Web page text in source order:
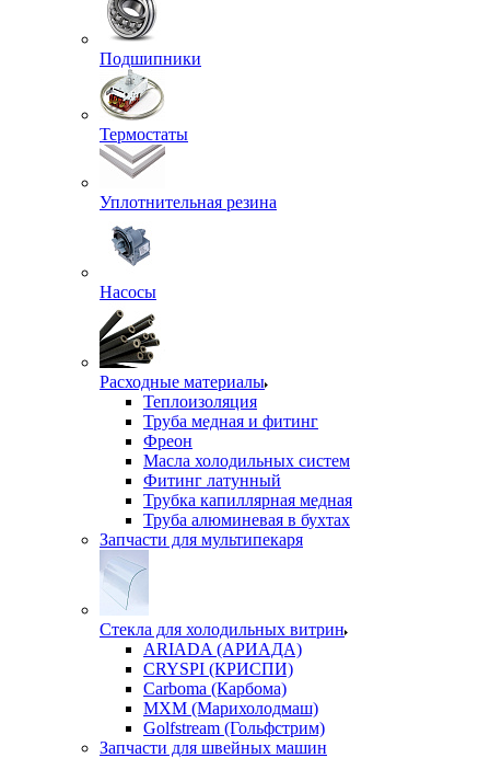
Подшипники
Термостаты
Уплотнительная резина
Насосы
Расходные материалы
Теплоизоляция
Труба медная и фитинг
Фреон
Масла холодильных систем
Фитинг латунный
Трубка капиллярная медная
Труба алюминевая в бухтах
Запчасти для мультипекаря
Стекла для холодильных витрин
ARIADA (АРИАДА)
CRYSPI (КРИСПИ)
Carboma (Карбома)
MXM (Марихолодмаш)
Golfstream (Гольфстрим)
Запчасти для швейных машин